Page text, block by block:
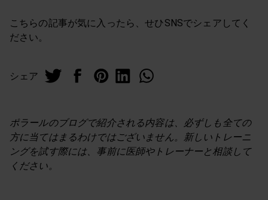
こちらの記事が気に入ったら、せひSNSでシェアしてく
ださい。
シェア
ポラールのブログで紹介される内容は、必ずしも全ての
方に当てはまるわけではございません。新しいトレーニ
ングを試す際には、事前に医師やトレーナーと相談して
ください。